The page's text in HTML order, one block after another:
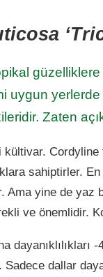
uygun
Zaten
Cordyline
sahiptirler.
Ama yine de yaz
ve önemlidir.
Sadece dallar